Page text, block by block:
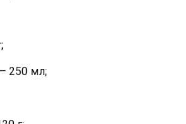
250 мл;